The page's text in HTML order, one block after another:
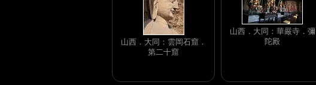
山西．大同：雲岡石窟．
第二十窟
山西．大同：華嚴寺．彌
陀殿